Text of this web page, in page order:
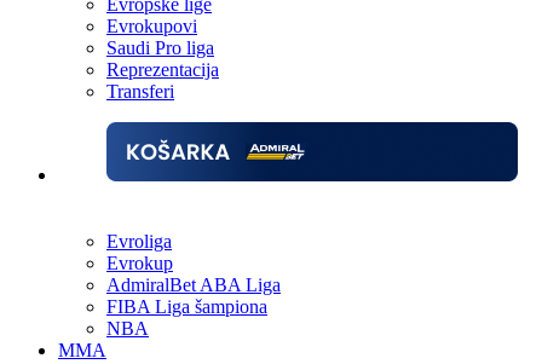
Evropske lige
Evrokupovi
Saudi Pro liga
Reprezentacija
Transferi
Evroliga
Evrokup
AdmiralBet ABA Liga
FIBA Liga šampiona
NBA
MMA